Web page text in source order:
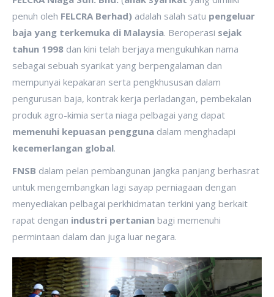
penuh oleh FELCRA Berhad) adalah salah satu pengeluar
baja yang terkemuka di Malaysia. Beroperasi sejak
tahun 1998 dan kini telah berjaya mengukuhkan nama
sebagai sebuah syarikat yang berpengalaman dan
mempunyai kepakaran serta pengkhususan dalam
pengurusan baja, kontrak kerja perladangan, pembekalan
produk agro-kimia serta niaga pelbagai yang dapat
memenuhi kepuasan pengguna dalam menghadapi
kecemerlangan global.
FNSB dalam pelan pembangunan jangka panjang berhasrat
untuk mengembangkan lagi sayap perniagaan dengan
menyediakan pelbagai perkhidmatan terkini yang berkait
rapat dengan industri pertanian bagi memenuhi
permintaan dalam dan juga luar negara.